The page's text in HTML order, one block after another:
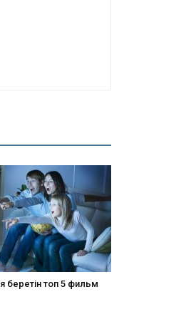
беретін топ 5 фильм